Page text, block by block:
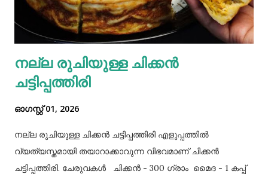
നല്ല രുചിയുള്ള ചിക്കൻ
ചട്ടിപ്പത്തിരി
ഓഗസ്റ്റ് 01, 2026
നല്ല രുചിയുള്ള ചിക്കൻ ചട്ടിപ്പത്തിരി എളുപ്പത്തിൽ
വ്യത്യസ്തമായി തയാറാക്കാവുന്ന വിഭവമാണ് ചിക്കൻ
ചട്ടിപ്പത്തിരി. ചേരുവകൾ ചിക്കൻ - 300 ഗ്രാം മൈദ - 1 കപ്പ്‌